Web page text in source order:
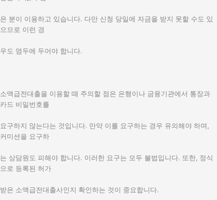
은 분이 이용하고 있습니다. 다만 신청 당일에 자금을 받지 못할 수도 있
으므로 이런 경
우도 염두에 두어야 합니다.
소액급전대출을 이용할 때 주의할 점은 은행이나 금융기관에서 통장과
카드 비밀번호를
요구하지 않는다는 것입니다. 만약 이를 요구하는 경우 유의해야 하며,
커미션을 요구하
는 상담원도 피해야 합니다. 이러한 요구는 모두 불법입니다. 또한, 정식
으로 등록된 허가
받은 소액급전대출사인지 확인하는 것이 중요합니다.